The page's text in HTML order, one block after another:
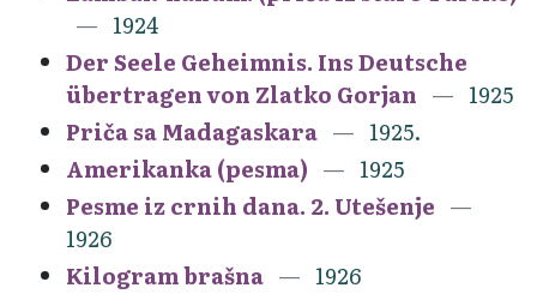
1924
Der Seele Geheimnis. Ins Deutsche
übertragen von Zlatko Gorjan
1925
Priča sa Madagaskara
1925.
Amerikanka (pesma)
1925
Pesme iz crnih dana. 2. Utešenje
1926
Kilogram brašna
1926